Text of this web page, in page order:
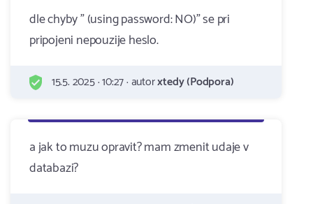
dle chyby " (using password: NO)" se pri
pripojeni nepouzije heslo.
15.5. 2025 · 10:27 · autorxtedy (Podpora)
a jak to muzu opravit? mam zmenit udaje v
databazi?